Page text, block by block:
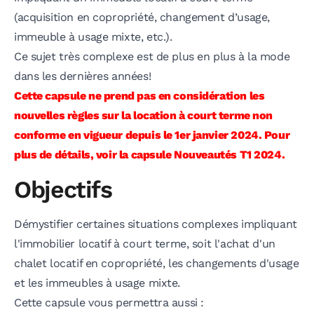
(acquisition en copropriété, changement d’usage,
immeuble à usage mixte, etc.).
Ce sujet très complexe est de plus en plus à la mode
dans les dernières années!
Cette capsule ne prend pas en considération les
nouvelles règles sur la location à court terme non
conforme en vigueur depuis le 1er janvier 2024. Pour
plus de détails, voir la capsule Nouveautés T1 2024.
Objectifs
Démystifier certaines situations complexes impliquant
l'immobilier locatif à court terme, soit l'achat d'un
chalet locatif en copropriété, les changements d'usage
et les immeubles à usage mixte.
Cette capsule vous permettra aussi :